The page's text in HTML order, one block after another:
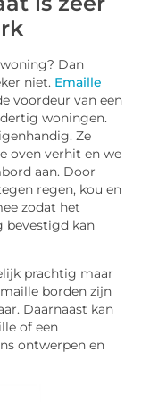
Dan
niet. Emaille
voordeur van een
woningen.
Ze
oven verhit en we
aan. Door
regen, kou en
zodat het
bevestigd kan
prachtig maar
borden zijn
Daarnaast kan
of een
ontwerpen en